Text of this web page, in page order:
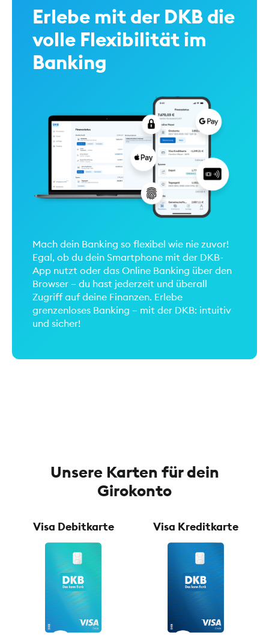
Erlebe mit der DKB die
volle Flexibilität im
Banking
Mach dein Banking so flexibel wie nie zuvor!
Egal, ob du dein Smartphone mit der DKB-
App nutzt oder das Online Banking über den
Browser – du hast jederzeit und überall
Zugriff auf deine Finanzen. Erlebe
grenzenloses Banking – mit der DKB: intuitiv
und sicher!
Unsere Karten für dein
Girokonto
Visa Debitkarte Visa Kreditkarte